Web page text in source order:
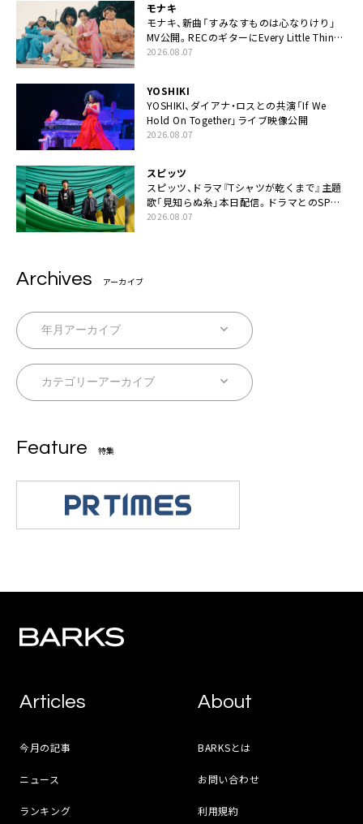
モナキ
モナキ、新曲「すみなすものは心なりけり」
MV公開。RECのギターにEvery Little Thing・
伊藤一朗参加も
2026.08.07
YOSHIKI
YOSHIKI、ダイアナ・ロスとの共演「If We
Hold On Together」ライブ映像公開
2026.08.07
スピッツ
スピッツ、ドラマ『Tシャツが乾くまで』主題
歌「見知らぬ糸」本日配信。ドラマとのSPコ
ラボムービー公開も
2026.08.07
Archives アーカイブ
Feature 特集
Articles
今月の記事
ニュース
ランキング
About
BARKSとは
お問い合わせ
利用規約